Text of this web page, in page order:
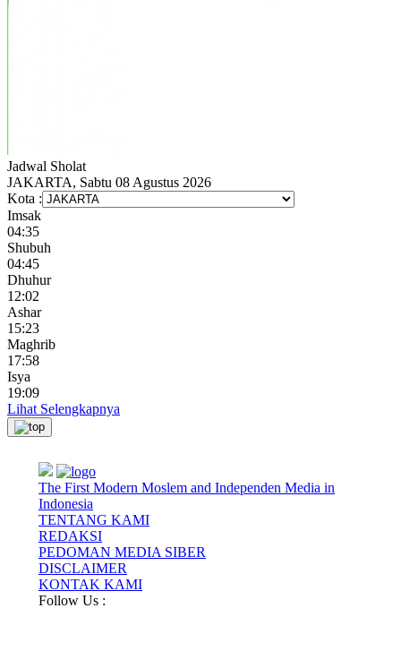
Jadwal Sholat
JAKARTA, Sabtu 08 Agustus 2026
Kota :
Imsak
04:35
Shubuh
04:45
Dhuhur
12:02
Ashar
15:23
Maghrib
17:58
Isya
19:09
Lihat Selengkapnya
The First Modern Moslem and Independen Media in
Indonesia
TENTANG KAMI
REDAKSI
PEDOMAN MEDIA SIBER
DISCLAIMER
KONTAK KAMI
Follow Us :